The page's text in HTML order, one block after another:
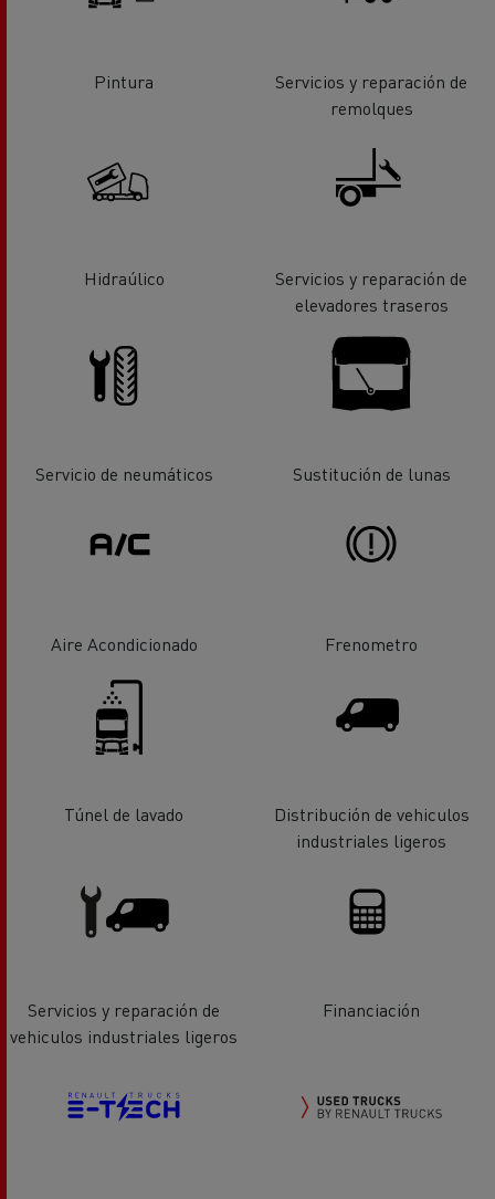
Pintura
Servicios y reparación de
remolques
Hidraúlico
Servicios y reparación de
elevadores traseros
Servicio de neumáticos Sustitución de lunas
Aire Acondicionado Frenometro
Túnel de lavado
Distribución de vehiculos
industriales ligeros
Servicios y reparación de
vehiculos industriales ligeros
Financiación